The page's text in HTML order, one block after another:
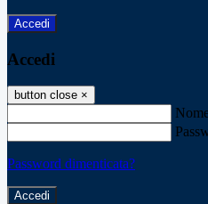
Accedi
Accedi
button close ×
Password dimenticata?